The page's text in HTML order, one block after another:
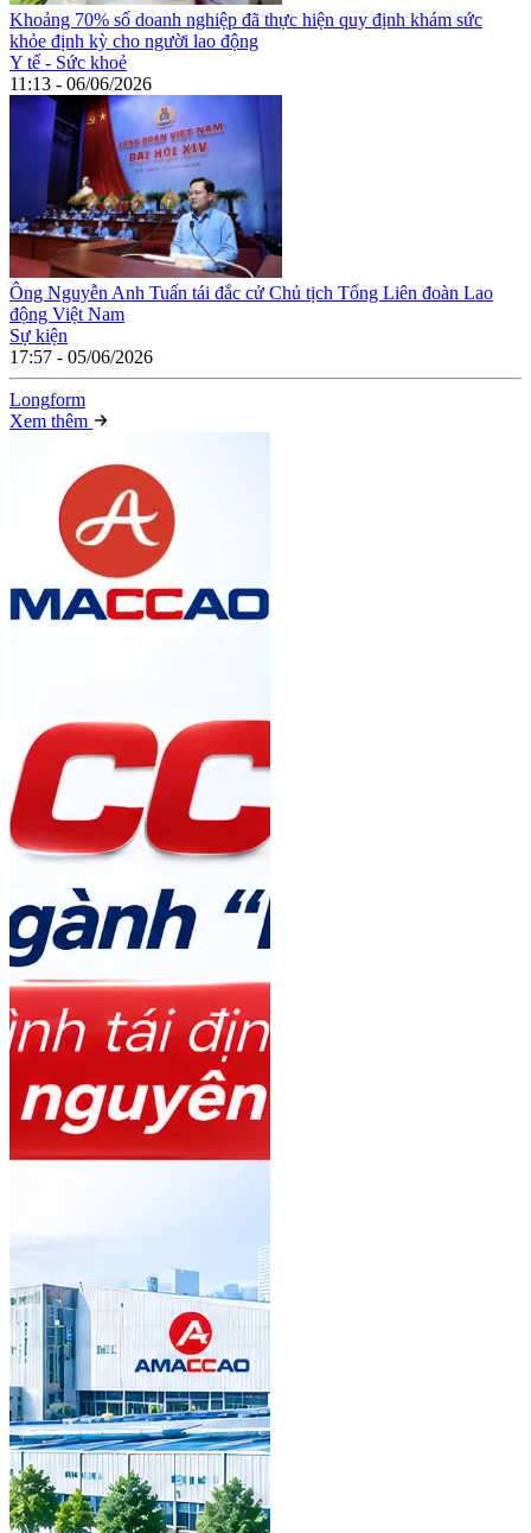
Khoảng 70% số doanh nghiệp đã thực hiện quy định khám sức
khỏe định kỳ cho người lao động
Y tế - Sức khoẻ
11:13 - 06/06/2026
Ông Nguyễn Anh Tuấn tái đắc cử Chủ tịch Tổng Liên đoàn Lao
động Việt Nam
Sự kiện
17:57 - 05/06/2026
Longform
Xem thêm